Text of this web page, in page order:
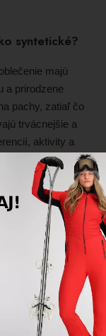
syntetické?
majú
a prirodzene
pachy, zatiaľ čo
trvácnejšie a
aktivity a
lyžovanie?
s dostatočnou
primeranou
vrstva a